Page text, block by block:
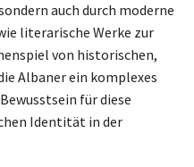
auch durch moderne
literarische Werke zur
von historischen,
Albaner ein komplexes
für diese
Identität in der